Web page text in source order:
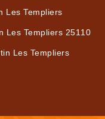
Les Templiers
Les Templiers 25110
Les Templiers